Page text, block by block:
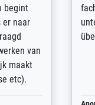
zu
the